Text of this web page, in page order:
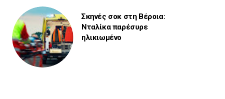
Σκηνές σοκ στη Βέροια:
Νταλίκα παρέσυρε
ηλικιωμένο